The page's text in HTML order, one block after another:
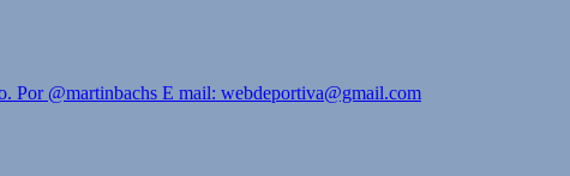
Por @martinbachs E mail: webdeportiva@gmail.com